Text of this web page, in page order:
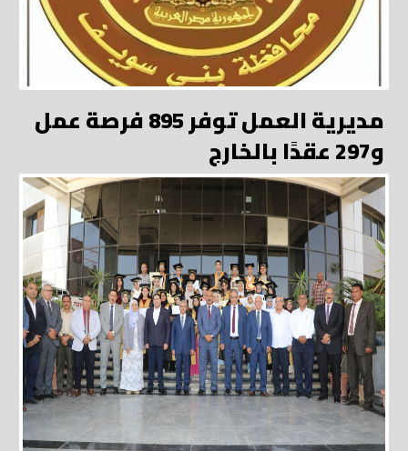
مديرية العمل توفر 895 فرصة عمل
و297 عقدًا بالخارج